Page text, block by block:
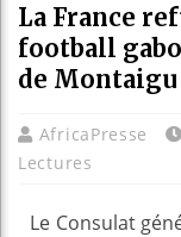
La France
football
de Montaigu
AfricaPresse
Lectures
Le Consulat